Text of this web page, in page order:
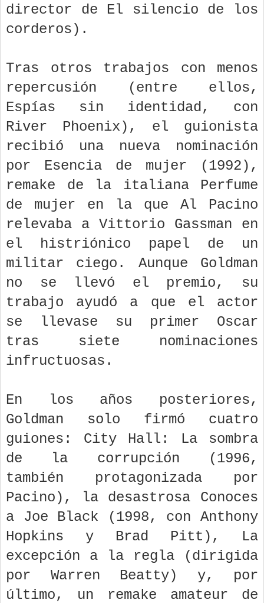
director de El silencio de los
corderos).
Tras otros trabajos con menos
repercusión (entre ellos,
Espías sin identidad, con
River Phoenix), el guionista
recibió una nueva nominación
por Esencia de mujer (1992),
remake de la italiana Perfume
de mujer en la que Al Pacino
relevaba a Vittorio Gassman en
el histriónico papel de un
militar ciego. Aunque Goldman
no se llevó el premio, su
trabajo ayudó a que el actor
se llevase su primer Oscar
tras siete nominaciones
infructuosas.
En los años posteriores,
Goldman solo firmó cuatro
guiones: City Hall: La sombra
de la corrupción (1996,
también protagonizada por
Pacino), la desastrosa Conoces
a Joe Black (1998, con Anthony
Hopkins y Brad Pitt), La
excepción a la regla (dirigida
por Warren Beatty) y, por
último, un remake amateur de